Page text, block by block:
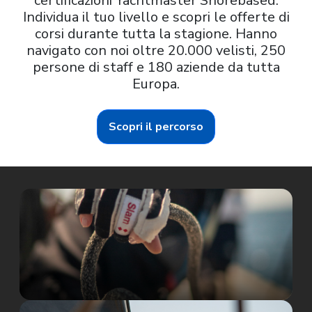
Individua il tuo livello e scopri le offerte di
corsi durante tutta la stagione. Hanno
navigato con noi oltre 20.000 velisti, 250
persone di staff e 180 aziende da tutta
Europa.
Scopri il percorso